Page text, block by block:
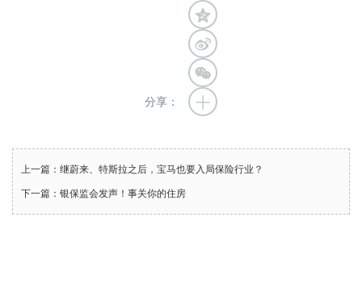
分享：
上一篇：继蔚来、特斯拉之后，宝马也要入局保险行业？
下一篇：银保监会发声！事关你的住房